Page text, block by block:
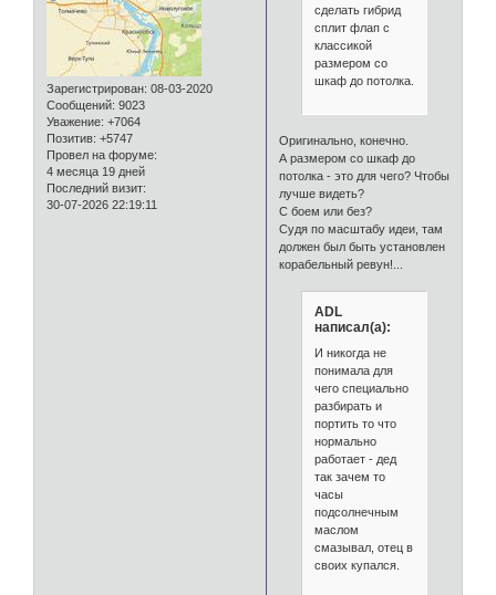
Зарегистрирован: 08-03-2020
Сообщений: 9023
Уважение: +7064
Позитив: +5747
Провел на форуме:
4 месяца 19 дней
Последний визит:
30-07-2026 22:19:11
сделать гибрид
сплит флап с
классикой
размером со
шкаф до потолка.
Оригинально, конечно.
А размером со шкаф до
потолка - это для чего? Чтобы
лучше видеть?
С боем или без?
Судя по масштабу идеи, там
должен был быть установлен
корабельный ревун!...
ADL
написал(а):
И никогда не
понимала для
чего специально
разбирать и
портить то что
нормально
работает - дед
так зачем то
часы
подсолнечным
маслом
смазывал, отец в
своих купался.